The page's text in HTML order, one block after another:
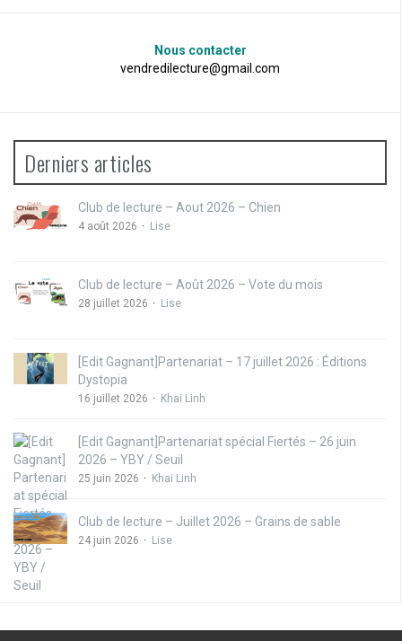
Nous contacter
vendredilecture@gmail.com
Derniers articles
Club de lecture – Aout 2026 – Chien
4 août 2026 Lise
Club de lecture – Août 2026 – Vote du mois
28 juillet 2026 Lise
[Edit Gagnant]Partenariat – 17 juillet 2026 : Éditions
Dystopia
16 juillet 2026 Khai Linh
[Edit Gagnant]Partenariat spécial Fiertés – 26 juin
2026 – YBY / Seuil
25 juin 2026 Khai Linh
Club de lecture – Juillet 2026 – Grains de sable
24 juin 2026 Lise